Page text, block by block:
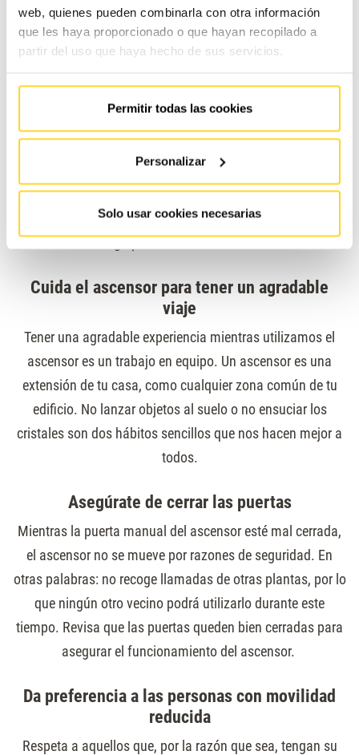
web, quienes pueden combinarla con otra información
que les haya proporcionado o que hayan recopilado a
partir del uso que haya hecho de sus servicios.
Permitir todas las cookies
Personalizar
Solo usar cookies necesarias
No por pulsar varias veces conseguirás que funcione más
rápido.
Utiliza el botón de apertura de puertas
Utiliza el pulsador de abrir puertas. Recomendamos
instalar una barrera de infrarrojos en las puertas para
detectar cualquier obstáculo y evitar que las puertas
golpeen a los usuarios.
Cuida el ascensor para tener un agradable
viaje
Tener una agradable experiencia mientras utilizamos el
ascensor es un trabajo en equipo. Un ascensor es una
extensión de tu casa, como cualquier zona común de tu
edificio. No lanzar objetos al suelo o no ensuciar los
cristales son dos hábitos sencillos que nos hacen mejor a
todos.
Asegúrate de cerrar las puertas
Mientras la puerta manual del ascensor esté mal cerrada,
el ascensor no se mueve por razones de seguridad. En
otras palabras: no recoge llamadas de otras plantas, por lo
que ningún otro vecino podrá utilizarlo durante este
tiempo. Revisa que las puertas queden bien cerradas para
asegurar el funcionamiento del ascensor.
Da preferencia a las personas con movilidad
reducida
Respeta a aquellos que, por la razón que sea, tengan su